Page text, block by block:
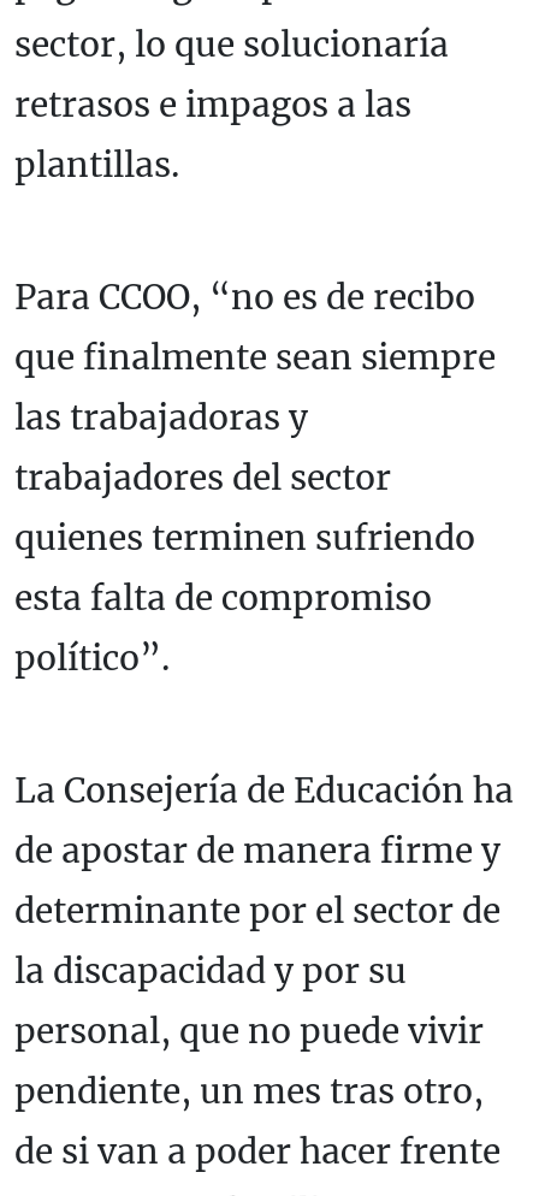
sector, lo que solucionaría
retrasos e impagos a las
plantillas.
Para CCOO, “no es de recibo
que finalmente sean siempre
las trabajadoras y
trabajadores del sector
quienes terminen sufriendo
esta falta de compromiso
político”.
La Consejería de Educación ha
de apostar de manera firme y
determinante por el sector de
la discapacidad y por su
personal, que no puede vivir
pendiente, un mes tras otro,
de si van a poder hacer frente